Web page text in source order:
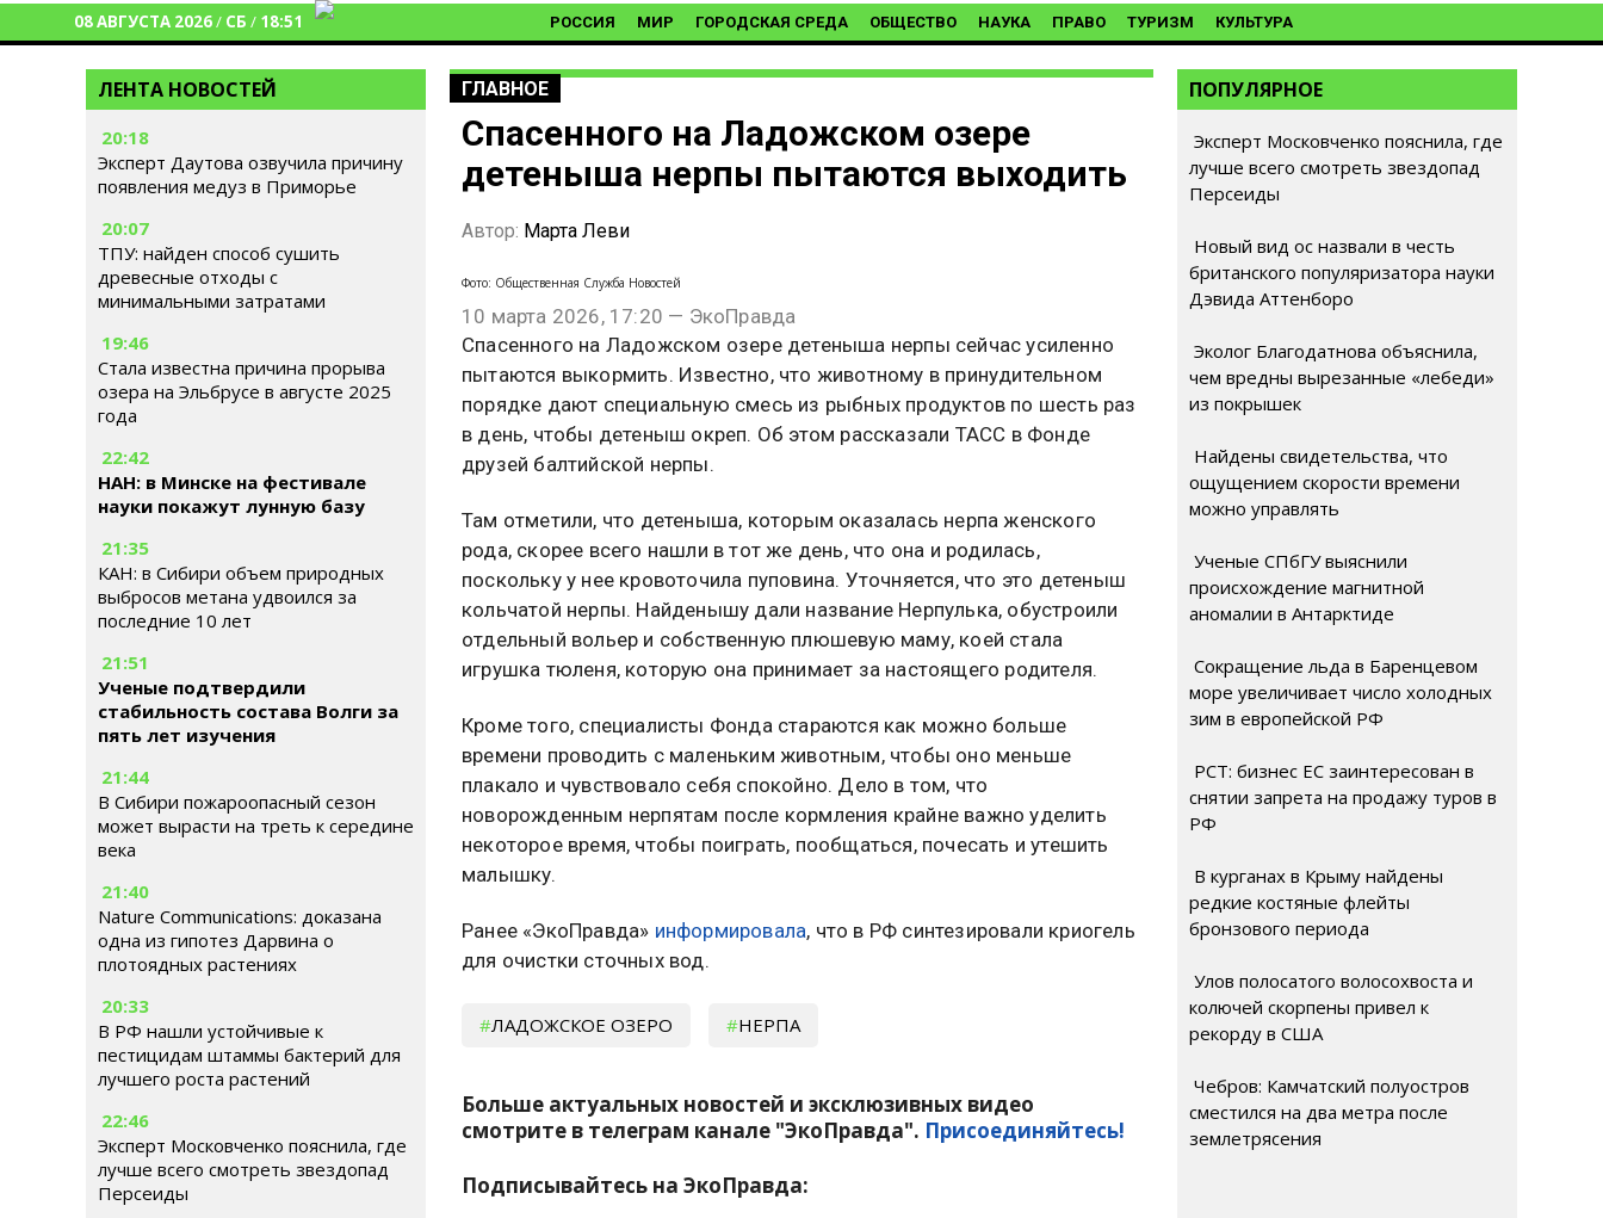
08 АВГУСТА 2026/ СБ / 18:51 РОССИЯ МИР ГОРОДСКАЯ СРЕДА ОБЩЕСТВО НАУКА ПРАВО ТУРИЗМ КУЛЬТУРА
ЛЕНТА НОВОСТЕЙ
20:18
Эксперт Даутова озвучила причину
появления медуз в Приморье
20:07
ТПУ: найден способ сушить
древесные отходы с
минимальными затратами
19:46
Стала известна причина прорыва
озера на Эльбрусе в августе 2025
года
22:42
НАН: в Минске на фестивале
науки покажут лунную базу
21:35
КАН: в Сибири объем природных
выбросов метана удвоился за
последние 10 лет
21:51
Ученые подтвердили
стабильность состава Волги за
пять лет изучения
21:44
В Сибири пожароопасный сезон
может вырасти на треть к середине
века
21:40
Nature Communications: доказана
одна из гипотез Дарвина о
плотоядных растениях
20:33
В РФ нашли устойчивые к
пестицидам штаммы бактерий для
лучшего роста растений
22:46
Эксперт Московченко пояснила, где
лучше всего смотреть звездопад
Персеиды
ГЛАВНОЕ
Спасенного на Ладожском озере
детеныша нерпы пытаются выходить
Автор: Марта Леви
Фото: Общественная Служба Новостей
10 марта 2026, 17:20 — ЭкоПравда
Спасенного на Ладожском озере детеныша нерпы сейчас усиленно
пытаются выкормить. Известно, что животному в принудительном
порядке дают специальную смесь из рыбных продуктов по шесть раз
в день, чтобы детеныш окреп. Об этом рассказали ТАСС в Фонде
друзей балтийской нерпы.
Там отметили, что детеныша, которым оказалась нерпа женского
рода, скорее всего нашли в тот же день, что она и родилась,
поскольку у нее кровоточила пуповина. Уточняется, что это детеныш
кольчатой нерпы. Найденышу дали название Нерпулька, обустроили
отдельный вольер и собственную плюшевую маму, коей стала
игрушка тюленя, которую она принимает за настоящего родителя.
Кроме того, специалисты Фонда стараются как можно больше
времени проводить с маленьким животным, чтобы оно меньше
плакало и чувствовало себя спокойно. Дело в том, что
новорожденным нерпятам после кормления крайне важно уделить
некоторое время, чтобы поиграть, пообщаться, почесать и утешить
малышку.
Ранее «ЭкоПравда» информировала, что в РФ синтезировали криогель
для очистки сточных вод.
ЛАДОЖСКОЕ ОЗЕРО НЕРПА
Больше актуальных новостей и эксклюзивных видео
смотрите в телеграм канале "ЭкоПравда". Присоединяйтесь!
Подписывайтесь на ЭкоПравда:
ПОПУЛЯРНОЕ
Эксперт Московченко пояснила, где
лучше всего смотреть звездопад
Персеиды
Новый вид ос назвали в честь
британского популяризатора науки
Дэвида Аттенборо
Эколог Благодатнова объяснила,
чем вредны вырезанные «лебеди»
из покрышек
Найдены свидетельства, что
ощущением скорости времени
можно управлять
Ученые СПбГУ выяснили
происхождение магнитной
аномалии в Антарктиде
Сокращение льда в Баренцевом
море увеличивает число холодных
зим в европейской РФ
РСТ: бизнес ЕС заинтересован в
снятии запрета на продажу туров в
РФ
В курганах в Крыму найдены
редкие костяные флейты
бронзового периода
Улов полосатого волосохвоста и
колючей скорпены привел к
рекорду в США
Чебров: Камчатский полуостров
сместился на два метра после
землетрясения